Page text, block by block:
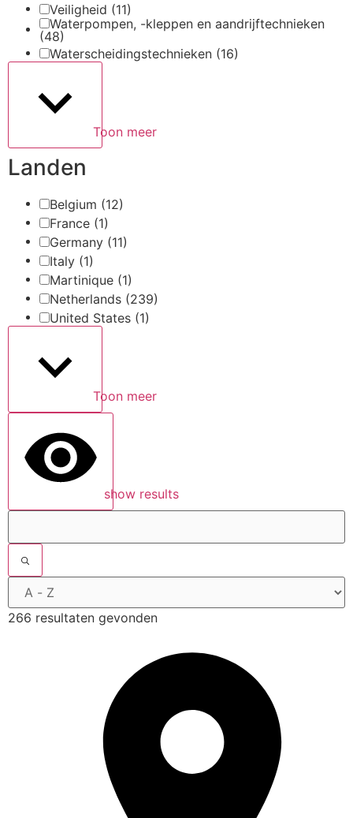
Veiligheid (11)
Waterpompen, -kleppen en aandrijftechnieken
(48)
Waterscheidingstechnieken (16)
Toon meer
Landen
Belgium (12)
France (1)
Germany (11)
Italy (1)
Martinique (1)
Netherlands (239)
United States (1)
Toon meer
show results
266 resultaten gevonden